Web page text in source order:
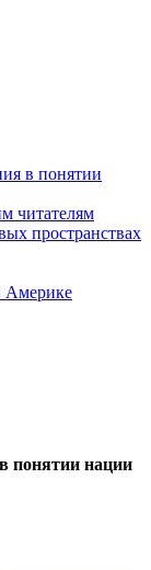
в понятии
читателям
пространствах
Америке
понятии нации